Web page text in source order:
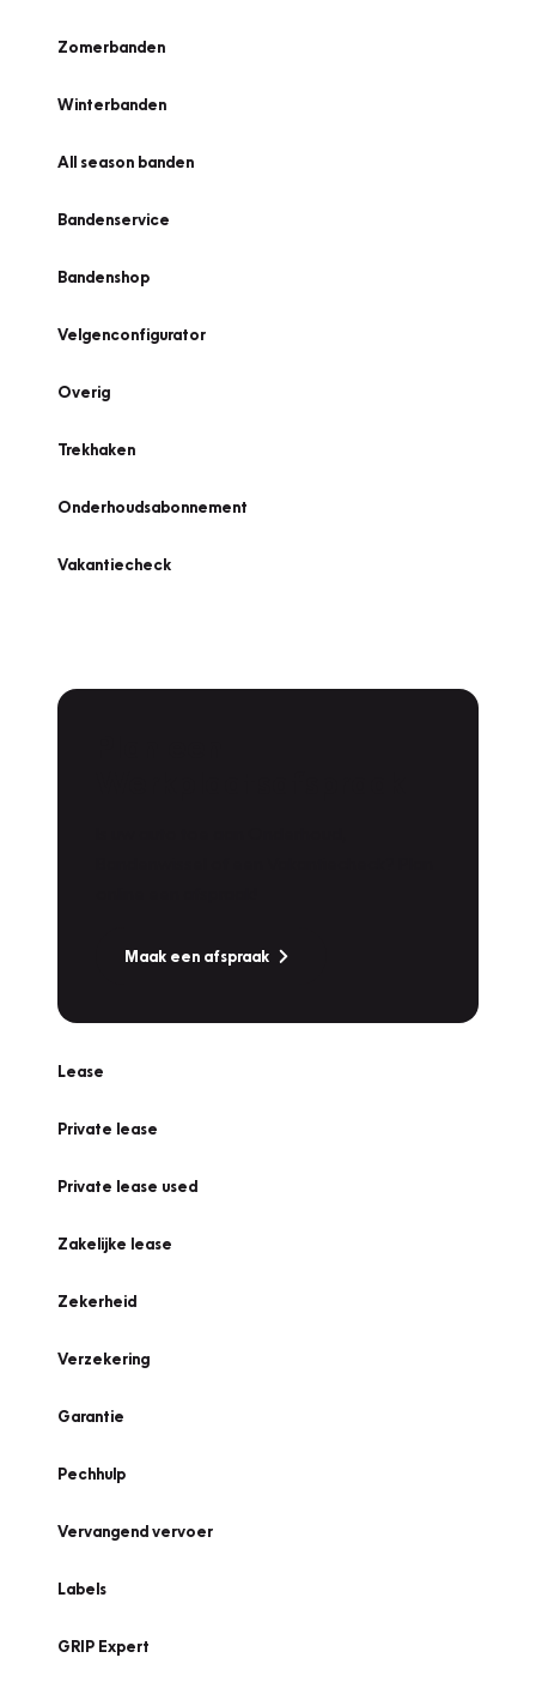
Zomerbanden
Winterbanden
All season banden
Bandenservice
Bandenshop
Velgenconfigurator
Overig
Trekhaken
Onderhoudsabonnement
Vakantiecheck
Maak een afspraak
Lease
Private lease
Private lease used
Zakelijke lease
Zekerheid
Verzekering
Garantie
Pechhulp
Vervangend vervoer
Labels
GRIP Expert